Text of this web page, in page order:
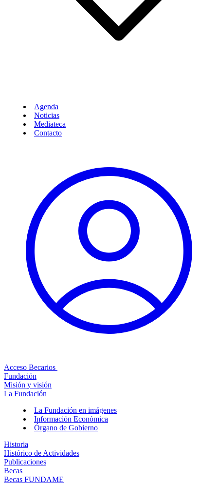
Agenda
Noticias
Mediateca
Contacto
Acceso Becarios
Fundación
Misión y visión
La Fundación
La Fundación en imágenes
Información Económica
Órgano de Gobierno
Historia
Histórico de Actividades
Publicaciones
Becas
Becas FUNDAME